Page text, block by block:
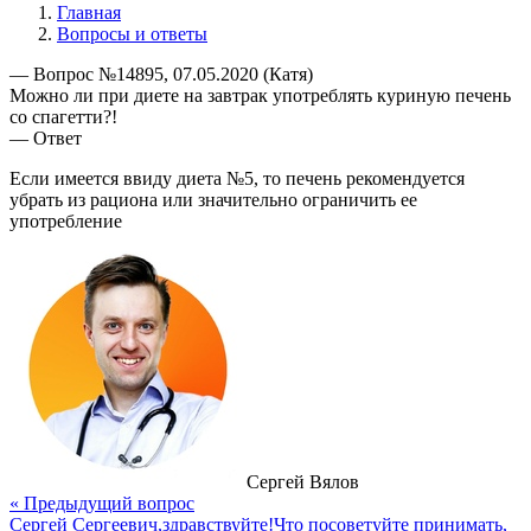
Главная
Вопросы и ответы
— Вопрос №14895, 07.05.2020 (Катя)
Можно ли при диете на завтрак употреблять куриную печень
со спагетти?!
— Ответ
Если имеется ввиду диета №5, то печень рекомендуется
убрать из рациона или значительно ограничить ее
употребление
Сергей Вялов
« Предыдущий вопрос
Сергей Сергеевич,здравствуйте!Что посоветуйте принимать,